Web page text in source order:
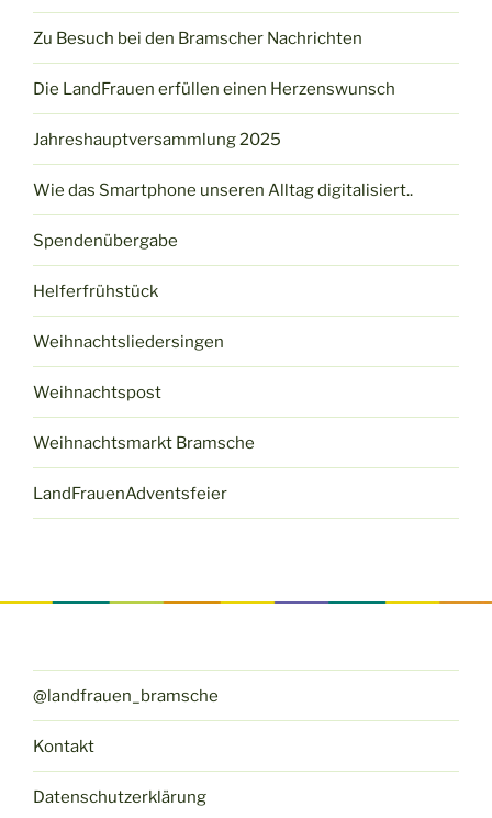
Zu Besuch bei den Bramscher Nachrichten
Die LandFrauen erfüllen einen Herzenswunsch
Jahreshauptversammlung 2025
Wie das Smartphone unseren Alltag digitalisiert..
Spendenübergabe
Helferfrühstück
Weihnachtsliedersingen
Weihnachtspost
Weihnachtsmarkt Bramsche
LandFrauenAdventsfeier
@landfrauen_bramsche
Kontakt
Datenschutzerklärung